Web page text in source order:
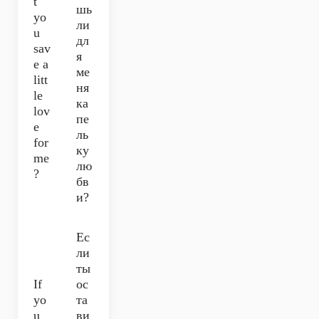
yo
u
sav
e a
litt
le
lov
e
for
me
?
шь
ли
дл
я
ме
ня
ка
пе
ль
ку
лю
бв
и?
If
yo
u
Ес
ли
ты
ос
та
ви